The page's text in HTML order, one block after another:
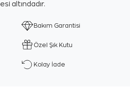
altındadır.
Bakım Garantisi
Özel Şık Kutu
Kolay İade